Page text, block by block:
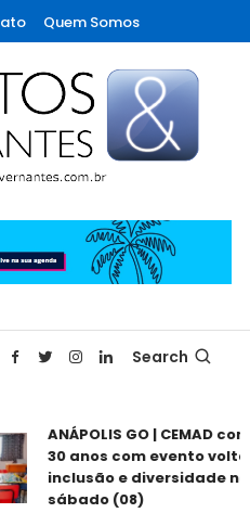
Quem Somos
Search
ANÁPOLIS GO | CEMAD
30 anos com evento
inclusão e diversidade
sábado (08)